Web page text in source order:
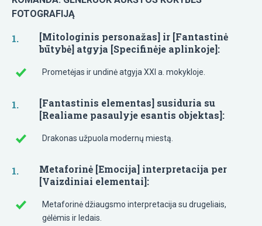
FOTOGRAFIJĄ
[Mitologinis personažas] ir [Fantastinė
būtybė] atgyja [Specifinėje aplinkoje]:
Prometėjas ir undinė atgyja XXI a. mokykloje.
[Fantastinis elementas] susiduria su
[Realiame pasaulyje esantis objektas]:
Drakonas užpuola modernų miestą.
Metaforinė [Emocija] interpretacija per
[Vaizdiniai elementai]:
Metaforinė džiaugsmo interpretacija su drugeliais,
gėlėmis ir ledais.